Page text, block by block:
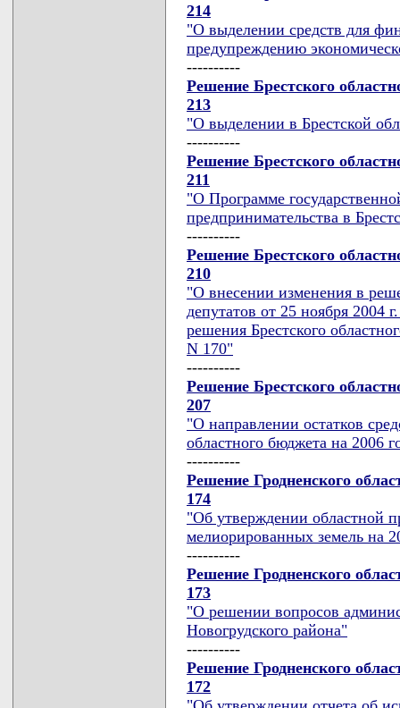
214
"О выделении средств для
предупреждению
----------
Решение Брестского
213
"О выделении в Брестской
----------
Решение Брестского
211
"О Программе
предпринимательства в
----------
Решение Брестского
210
"О внесении изменения в
депутатов от 25 ноября 2004
решения Брестского
N 170"
----------
Решение Брестского
207
"О направлении остатков
областного бюджета на 2006
----------
Решение Гродненского
174
"Об утверждении областной
мелиорированных земель на
----------
Решение Гродненского
173
"О решении вопросов
Новогрудского района"
----------
Решение Гродненского
172